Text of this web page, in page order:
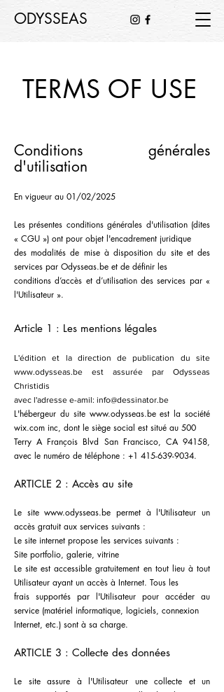
ODYSSEAS
TERMS OF USE
Conditions générales
d'utilisation
En vigueur au 01/02/2025
Les présentes conditions générales d'utilisation (dites
« CGU ») ont pour objet l'encadrement juridique
des modalités de mise à disposition du site et des
services par Odysseas.be et de définir les
conditions d’accès et d’utilisation des services par «
l'Utilisateur ».
Article 1 : Les mentions légales
L'édition et la direction de publication du site
www.odysseas.be est assurée par Odysseas
Christidis
avec l'adresse e-amil: info@dessinator.be
L'hébergeur du site www.odysseas.beest la société
wix.com inc, dont le siège social est situé au 500
Terry A François Blvd San Francisco, CA 94158,
avec le numéro de téléphone : +1 415-639-9034.
ARTICLE 2 : Accès au site
Le sitewww.odysseas.be permet à l'Utilisateur un
accès gratuit aux services suivants :
Le site internet propose les services suivants :
Site portfolio, galerie, vitrine
Le site est accessible gratuitement en tout lieu à tout
Utilisateur ayant un accès à Internet. Tous les
frais supportés par l'Utilisateur pour accéder au
service (matériel informatique, logiciels, connexion
Internet, etc.) sont à sa charge.
ARTICLE 3 : Collecte des données
Le site assure à l'Utilisateur une collecte et un